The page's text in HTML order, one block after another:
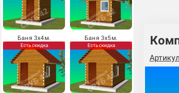
Баня 3х4м.
Есть скидка
Баня 3х5м.
Есть скидка